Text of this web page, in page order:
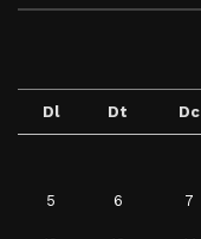
Dl Dt Dc
5 6 7